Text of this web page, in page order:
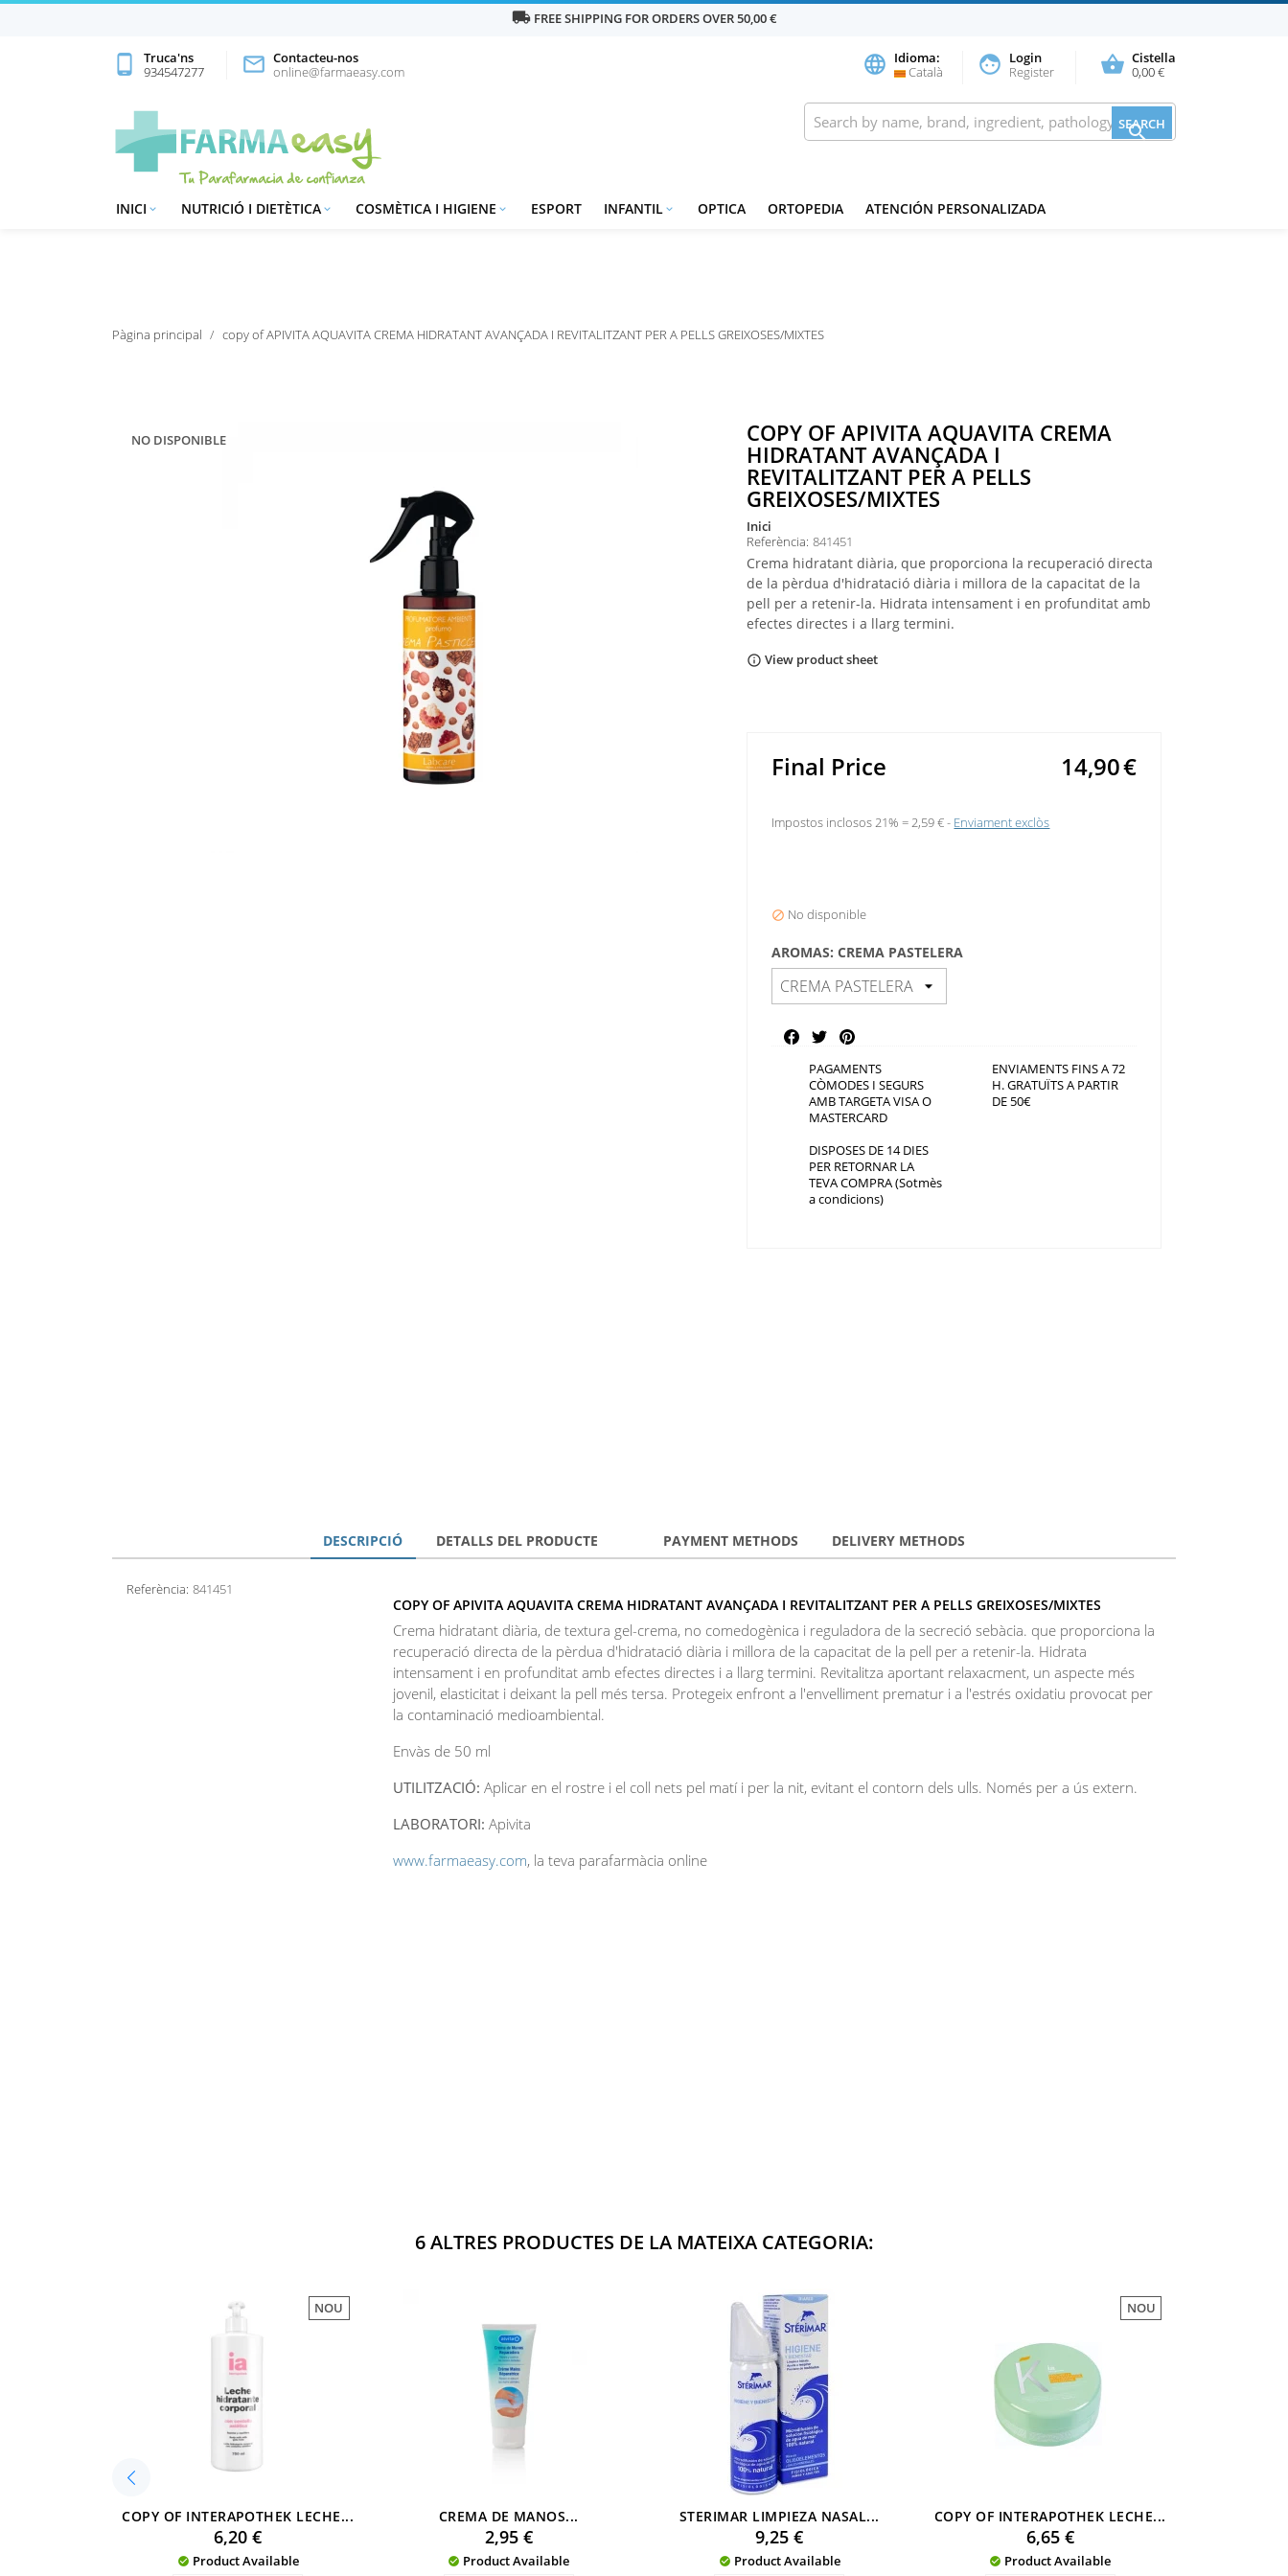
local_shippingFREE SHIPPING FOR ORDERS OVER 50,00 €
phone_android
Truca'ns
934547277
 Contacteu-nos
online@farmaeasy.com
language Idioma:
Català
face Login
Register
shopping_basket Cistella
0,00 €

SEARCH

INICI 
NUTRICIÓ I DIETÈTICA 
COSMÈTICA I HIGIENE ESPORT 
INFANTIL OPTICA ORTOPEDIA ATENCIÓN PERSONALIZADA
Pàgina principal copy of APIVITA AQUAVITA CREMA HIDRATANT AVANÇADA I REVITALITZANT PER A PELLS GREIXOSES/MIXTES
NO DISPONIBLE COPY OF APIVITA AQUAVITA CREMA
HIDRATANT AVANÇADA I
REVITALITZANT PER A PELLS
GREIXOSES/MIXTES
inici
Referència: 841451
Crema hidratant diària, que proporciona la recuperació directa
de la pèrdua d'hidratació diària i millora de la capacitat de la
pell per a retenir-la. Hidrata intensament i en profunditat amb
efectes directes i a llarg termini.
info_outline View product sheet
Final Price €
14,90
Impostos inclosos 21% =2,59 € Enviament exclòs
 No disponible
AROMAS: CREMA PASTELERA
Compartir
PAGAMENTS
CÒMODES I SEGURS
AMB TARGETA VISA O
MASTERCARD
ENVIAMENTS FINS A 72
H. GRATUÏTS A PARTIR
DE 50€
DISPOSES DE 14 DIES
PER RETORNAR LA
TEVA COMPRA (Sotmès
a condicions)
DESCRIPCIÓ DETALLS DEL PRODUCTE PAYMENT METHODS DELIVERY METHODS
Referència: 841451
COPY OF APIVITA AQUAVITA CREMA HIDRATANT AVANÇADA I REVITALITZANT PER A PELLS GREIXOSES/MIXTES
Crema hidratant diària, de textura gel-crema, no comedogènica i reguladora de la secreció sebàcia. que proporciona la
recuperació directa de la pèrdua d'hidratació diària i millora de la capacitat de la pell per a retenir-la. Hidrata
intensament i en profunditat amb efectes directes i a llarg termini. Revitalitza aportant relaxacment, un aspecte més
jovenil, elasticitat i deixant la pell més tersa. Protegeix enfront a l'envelliment prematur i a l'estrés oxidatiu provocat per
la contaminació medioambiental.
Envàs de 50 ml
UTILITZACIÓ: Aplicar en el rostre i el coll nets pel matí i per la nit, evitant el contorn dels ulls. Només per a ús extern.
LABORATORI: Apivita
www.farmaeasy.com, la teva parafarmàcia online
6 ALTRES PRODUCTES DE LA MATEIXA CATEGORIA:
COPY OF INTERAPOTHEK LECHE...
Preu
6,20 €
 Product Available
NOU
CREMA DE MANOS...
Preu
2,95 €
 Product Available
STERIMAR LIMPIEZA NASAL...
Preu
9,25 €
 Product Available
COPY OF INTERAPOTHEK LECHE...
Preu
6,65 €
 Product Available
NOU